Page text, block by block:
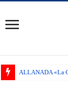
ALLANADA «La